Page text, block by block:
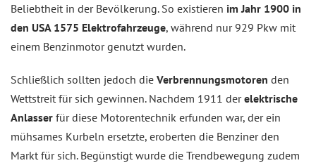
Beliebtheit in der Bevölkerung. So existieren im Jahr 1900 in
den USA 1575 Elektrofahrzeuge, während nur 929 Pkw mit
einem Benzinmotor genutzt wurden.
Schließlich sollten jedoch die Verbrennungsmotoren den
Wettstreit für sich gewinnen. Nachdem 1911 derelektrische
Anlasser für diese Motorentechnik erfunden war, der ein
mühsames Kurbeln ersetzte, eroberten die Benziner den
Markt für sich. Begünstigt wurde die Trendbewegung zudem